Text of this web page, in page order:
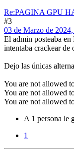
Re:PAGINA GPU
#3
03 de Marzo de
El admin posteaba
intentaba crackear
Dejo las únicas
You are not allowed
You are not allowed
You are not allowed
A 1 persona le
1